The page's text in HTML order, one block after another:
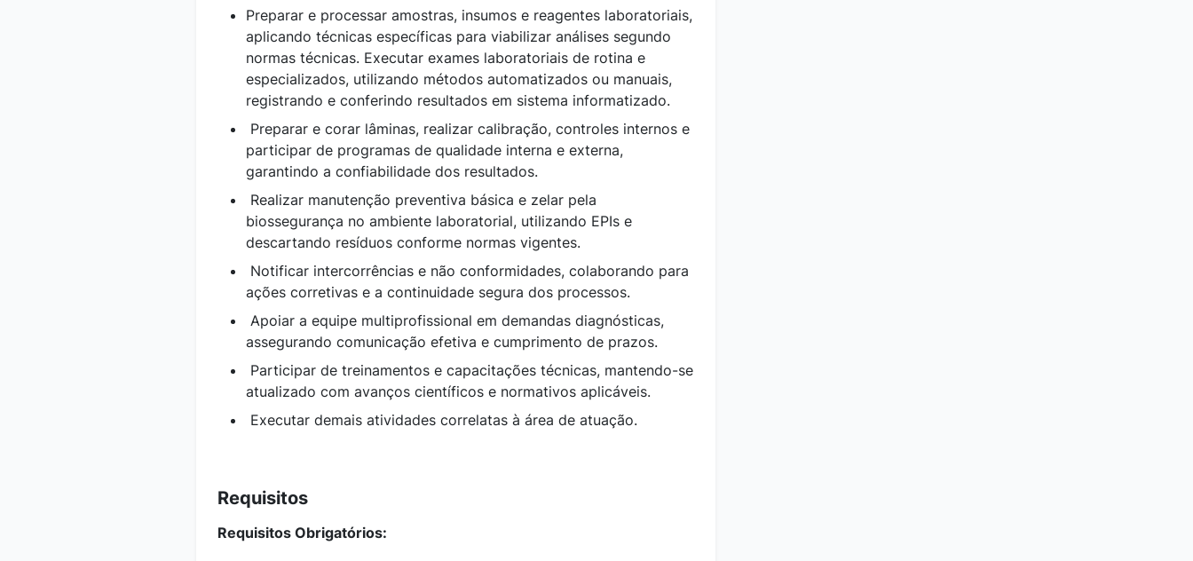
Preparar e processar amostras, insumos e reagentes laboratoriais,
aplicando técnicas específicas para viabilizar análises segundo
normas técnicas. Executar exames laboratoriais de rotina e
especializados, utilizando métodos automatizados ou manuais,
registrando e conferindo resultados em sistema informatizado.
Preparar e corar lâminas, realizar calibração, controles internos e
participar de programas de qualidade interna e externa,
garantindo a confiabilidade dos resultados.
Realizar manutenção preventiva básica e zelar pela
biossegurança no ambiente laboratorial, utilizando EPIs e
descartando resíduos conforme normas vigentes.
Notificar intercorrências e não conformidades, colaborando para
ações corretivas e a continuidade segura dos processos.
Apoiar a equipe multiprofissional em demandas diagnósticas,
assegurando comunicação efetiva e cumprimento de prazos.
Participar de treinamentos e capacitações técnicas, mantendo-se
atualizado com avanços científicos e normativos aplicáveis.
Executar demais atividades correlatas à área de atuação.
Requisitos
Requisitos Obrigatórios: